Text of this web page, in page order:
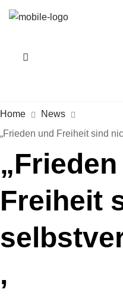
Home
News
„Frieden und Freiheit sind
Freiheit
,